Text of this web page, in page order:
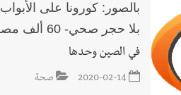
بالصور: كورونا على
بلا حجر صحي- 60 ألف مصاب منهم 15 ألفا
في الصين وحدها
2020-02-14 صحة